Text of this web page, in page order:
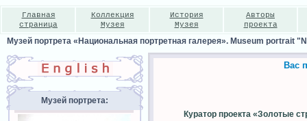
Главная
страница
Коллекция
Музея
История
Музея
Авторы
проекта
Музей портрета «Национальная портретная галерея». Museum portrait
Музей портрета:
Вас
Куратор проекта «Золотые